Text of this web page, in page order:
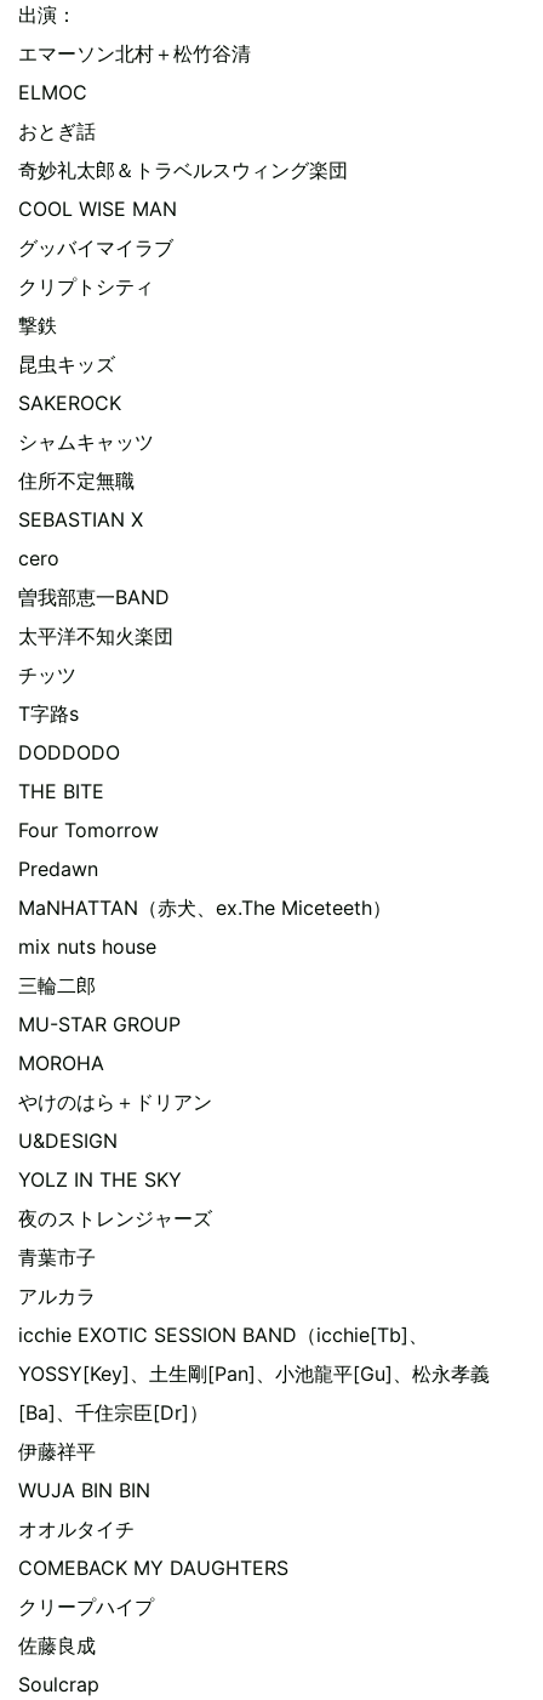
出演：
エマーソン北村＋松竹谷清
ELMOC
おとぎ話
奇妙礼太郎＆トラベルスウィング楽団
COOL WISE MAN
グッバイマイラブ
クリプトシティ
撃鉄
昆虫キッズ
SAKEROCK
シャムキャッツ
住所不定無職
SEBASTIAN X
cero
曽我部恵一BAND
太平洋不知火楽団
チッツ
T字路s
DODDODO
THE BITE
Four Tomorrow
Predawn
MaNHATTAN（赤犬、ex.The Miceteeth）
mix nuts house
三輪二郎
MU-STAR GROUP
MOROHA
やけのはら＋ドリアン
U&DESIGN
YOLZ IN THE SKY
夜のストレンジャーズ
青葉市子
アルカラ
icchie EXOTIC SESSION BAND（icchie[Tb]、
YOSSY[Key]、土生剛[Pan]、小池龍平[Gu]、松永孝義
[Ba]、千住宗臣[Dr]）
伊藤祥平
WUJA BIN BIN
オオルタイチ
COMEBACK MY DAUGHTERS
クリープハイプ
佐藤良成
Soulcrap